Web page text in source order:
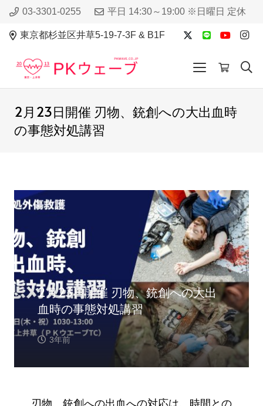
03-3301-0255 平日 14:30～19:00 ※日曜日 定休
東京都杉並区井草5-19-7-3F & B1F
2月23日開催 刃物、銃創への大出血時
の事態対処講習
2月23日開催 刃物、銃創への大出
血時の事態対処講習
3年前
刃物、銃創への出血への対応は、時間との